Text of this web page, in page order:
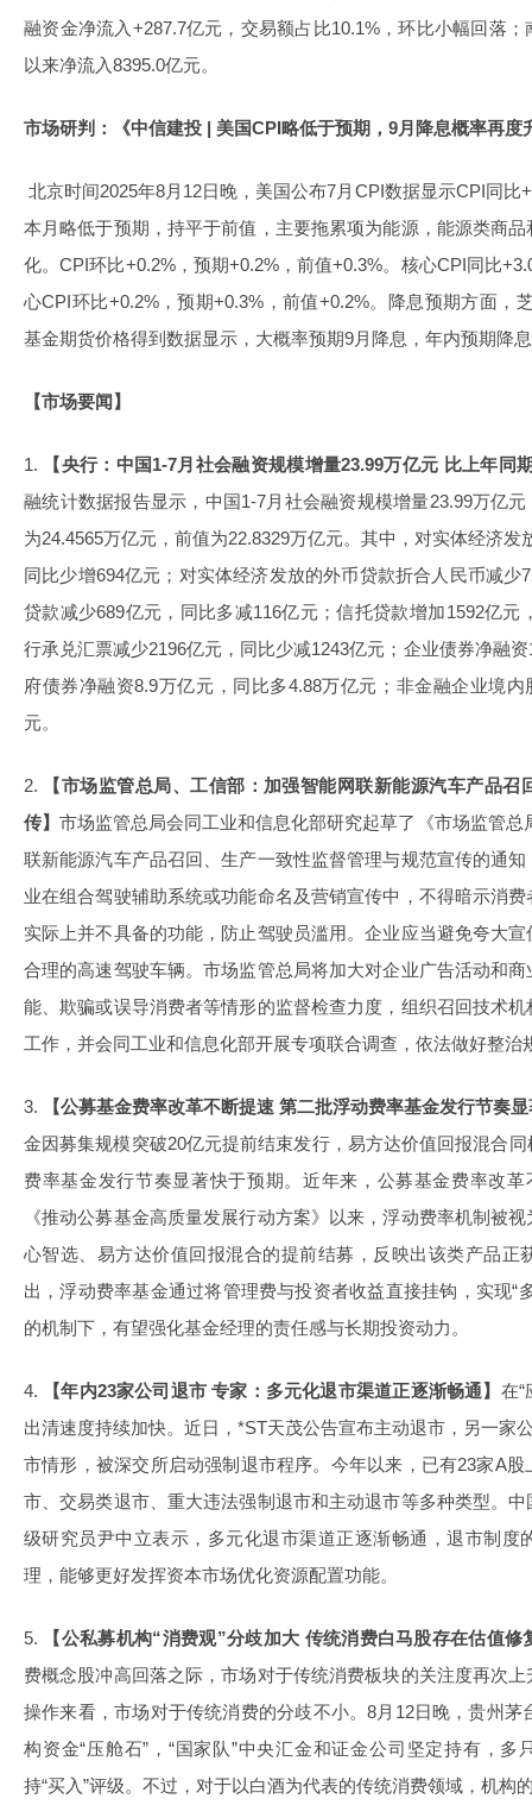
融资金净流入+287.7亿元，交易额占比10.1%，环比小幅回落
以来净流入8395.0亿元。
市场研判：《中信建投 | 美国CPI略低于预期，9月降息概率再度
北京时间2025年8月12日晚，美国公布7月CPI数据显示CPI同比
本月略低于预期，持平于前值，主要拖累项为能源，能源类商
化。CPI环比+0.2%，预期+0.2%，前值+0.3%。核心CPI同比
心CPI环比+0.2%，预期+0.3%，前值+0.2%。降息预期方面，
基金期货价格得到数据显示，大概率预期9月降息，年内预期降
【市场要闻】
1.
【央行：中国1-7月社会融资规模增量23.99万亿元 比上年同
融统计数据报告显示，中国1-7月社会融资规模增量23.99万亿
为24.4565万亿元，前值为22.8329万亿元。其中，对实体经济
同比少增694亿元；对实体经济发放的外币贷款折合人民币减少
贷款减少689亿元，同比多减116亿元；信托贷款增加1592亿元
行承兑汇票减少2196亿元，同比少减1243亿元；企业债券净融
府债券净融资8.9万亿元，同比多4.88万亿元；非金融企业境
元。
2.
【市场监管总局、工信部：加强智能网联新能源汽车产品
传】市场监管总局会同工业和信息化部研究起草了《市场监管
联新能源汽车产品召回、生产一致性监督管理与规范宣传的通
业在组合驾驶辅助系统或功能命名及营销宣传中，不得暗示消
实际上并不具备的功能，防止驾驶员滥用。企业应当避免夸大
合理的高速驾驶车辆。市场监管总局将加大对企业广告活动和
能、欺骗或误导消费者等情形的监督检查力度，组织召回技术
工作，并会同工业和信息化部开展专项联合调查，依法做好整治
3.
【公募基金费率改革不断提速 第二批浮动费率基金发行节奏
金因募集规模突破20亿元提前结束发行，易方达价值回报混合
费率基金发行节奏显著快于预期。近年来，公募基金费率改
《推动公募基金高质量发展行动方案》以来，浮动费率机制被
心智选、易方达价值回报混合的提前结募，反映出该类产品正
出，浮动费率基金通过将管理费与投资者收益直接挂钩，实现“
的机制下，有望强化基金经理的责任感与长期投资动力。
4. 【年内23家公司退市 专家：多元化退市渠道正逐渐畅通】 在“
出清速度持续加快。近日，*ST天茂公告宣布主动退市，另一家
市情形，被深交所启动强制退市程序。今年以来，已有23家A
市、交易类退市、重大违法强制退市和主动退市等多种类型。
级研究员尹中立表示，多元化退市渠道正逐渐畅通，退市制度
理，能够更好发挥资本市场优化资源配置功能。
5.
【公私募机构“消费观”分歧加大 传统消费白马股存在估值修
费概念股冲高回落之际，市场对于传统消费板块的关注度再次
操作来看，市场对于传统消费的分歧不小。8月12日晚，贵州茅
构资金“压舱石”，“国家队”中央汇金和证金公司坚定持有，
持“买入”评级。不过，对于以白酒为代表的传统消费领域，机构